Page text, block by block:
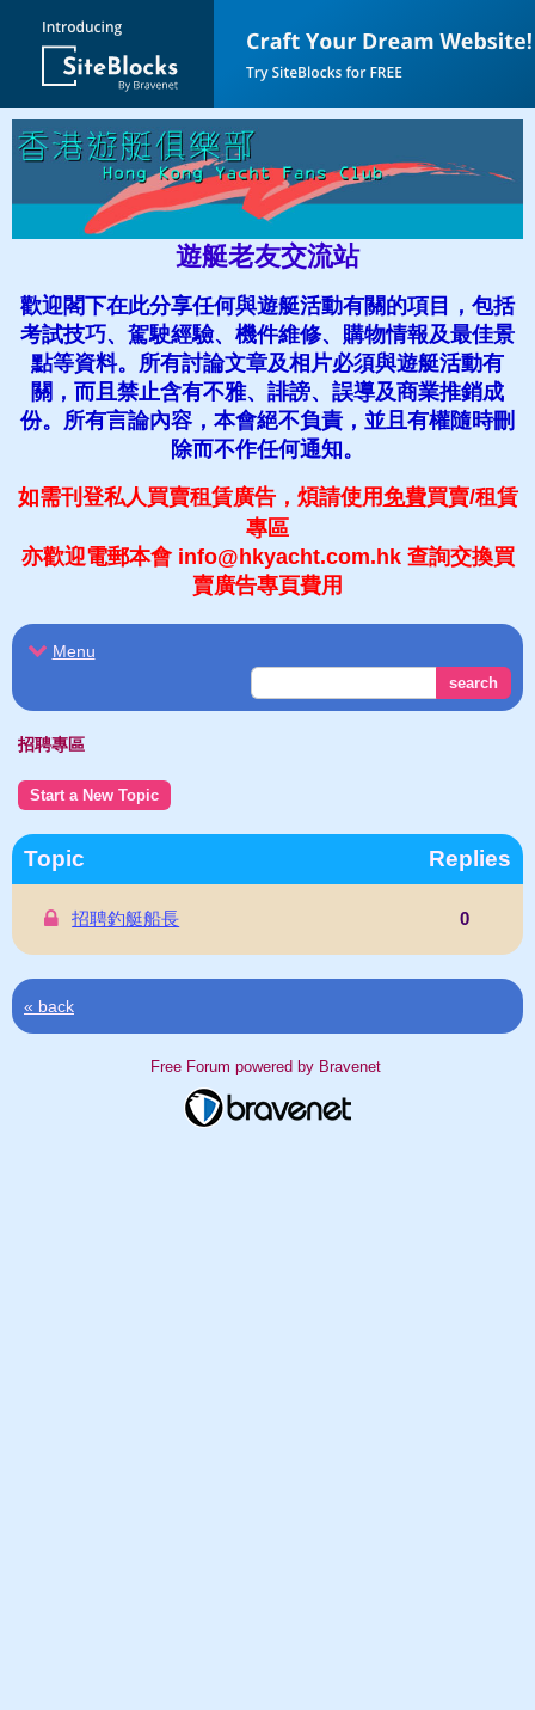
遊艇老友交流站
歡迎閣下在此分享任何與遊艇活動有關的項目，包括
考試技巧、駕駛經驗、機件維修、購物情報及最佳景
點等資料。所有討論文章及相片必須與遊艇活動有
關，而且禁止含有不雅、誹謗、誤導及商業推銷成
份。所有言論內容，本會絕不負責，並且有權隨時刪
除而不作任何通知。
如需刊登私人買賣租賃廣告，煩請使用免費買賣/租賃
專區
亦歡迎電郵本會 info@hkyacht.com.hk 查詢交換買
賣廣告專頁費用
Menu
search
招聘專區
Start a New Topic
Topic Replies
招聘釣艇船長 0
« back
Free Forum powered by Bravenet